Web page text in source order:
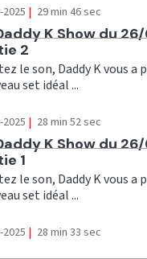
| 29 min 46 sec
K Show du
2
le son, Daddy K vous a
set idéal ...
2025 | 28 min 52 sec
K Show du
1
le son, Daddy K vous a
set idéal ...
2025 | 28 min 33 sec